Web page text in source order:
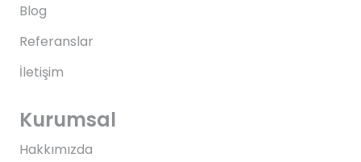
Blog
Referanslar
İletişim
Kurumsal
Hakkımızda